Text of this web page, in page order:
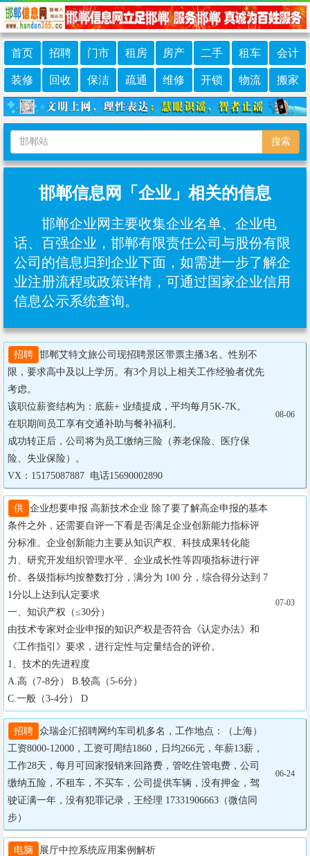
首页 招聘 门市 租房 房产 二手 租车 会计
装修 回收 保洁 疏通 维修 开锁 物流 搬家
搜索
邯郸信息网「企业」相关的信息
邯郸企业网主要收集企业名单、企业电
话、百强企业，邯郸有限责任公司与股份有限
公司的信息归到企业下面，如需进一步了解企
业注册流程或政策详情，可通过国家企业信用
信息公示系统查询。
招聘 邯郸艾特文旅公司现招聘景区带票主播3名。性别不
限，要求高中及以上学历。有3个月以上相关工作经验者优先
考虑。
该职位薪资结构为：底薪+ 业绩提成，平均每月5K-7K。
在职期间员工享有交通补助与餐补福利。
成功转正后，公司将为员工缴纳三险（养老保险、医疗保
险、失业保险）。
VX：15175087887  电话15690002890
08-06
供 企业想要申报 高新技术企业 除了要了解高企申报的基本
条件之外，还需要自评一下看是否满足企业创新能力指标评
分标准。企业创新能力主要从知识产权、科技成果转化能
力、研究开发组织管理水平、企业成长性等四项指标进行评
价。各级指标均按整数打分，满分为 100 分，综合得分达到 7
1分以上达到认定要求
一、知识产权（≤30分）
由技术专家对企业申报的知识产权是否符合《认定办法》和
《工作指引》要求，进行定性与定量结合的评价。
1、技术的先进程度
A.高（7-8分） B.较高（5-6分）
C.一般（3-4分） D
07-03
招聘 众瑞企汇招聘网约车司机多名，工作地点：（上海）
工资8000-12000，工资可周结1860，日均266元，年薪13薪，
工作28天，每月可回家报销来回路费，管吃住管电费，公司
缴纳五险，不租车，不买车，公司提供车辆，没有押金，驾
驶证满一年，没有犯罪记录，王经理 17331906663（微信同
步）
06-24
电脑
展厅中控系统应用案例解析